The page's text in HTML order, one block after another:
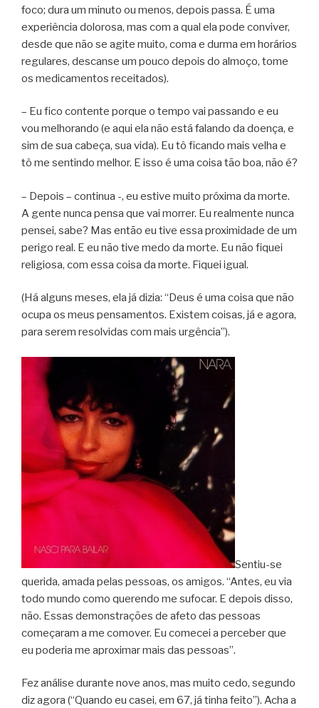
foco; dura um minuto ou menos, depois passa. É uma
experiência dolorosa, mas com a qual ela pode conviver,
desde que não se agite muito, coma e durma em horários
regulares, descanse um pouco depois do almoço, tome
os medicamentos receitados).
– Eu fico contente porque o tempo vai passando e eu
vou melhorando (e aqui ela não está falando da doença, e
sim de sua cabeça, sua vida). Eu tô ficando mais velha e
tô me sentindo melhor. E isso é uma coisa tão boa, não é?
– Depois – continua -, eu estive muito próxima da morte.
A gente nunca pensa que vai morrer. Eu realmente nunca
pensei, sabe? Mas então eu tive essa proximidade de um
perigo real. E eu não tive medo da morte. Eu não fiquei
religiosa, com essa coisa da morte. Fiquei igual.
(Há alguns meses, ela já dizia: “Deus é uma coisa que não
ocupa os meus pensamentos. Existem coisas, já e agora,
para serem resolvidas com mais urgência”).
Sentiu-se
querida, amada pelas pessoas, os amigos. “Antes, eu via
todo mundo como querendo me sufocar. E depois disso,
não. Essas demonstrações de afeto das pessoas
começaram a me comover. Eu comecei a perceber que
eu poderia me aproximar mais das pessoas”.
Fez análise durante nove anos, mas muito cedo, segundo
diz agora (“Quando eu casei, em 67, já tinha feito”). Acha a